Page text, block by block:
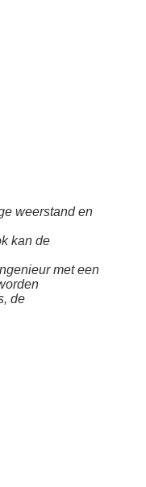
weerstand en
kan de
met een
de